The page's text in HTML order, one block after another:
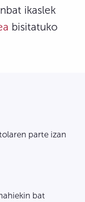
ikaslek
bisitatuko
parte izan
bat